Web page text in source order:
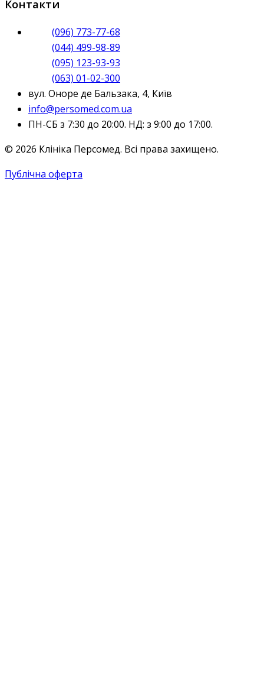
Контакти
(096) 773-77-68
(044) 499-98-89
(095) 123-93-93
(063) 01-02-300
вул. Оноре де Бальзака, 4, Київ
info@persomed.com.ua
ПН-СБ з 7:30 до 20:00. НД: з 9:00 до 17:00.
© 2026 Клініка Персомед. Всі права захищено.
Публічна оферта